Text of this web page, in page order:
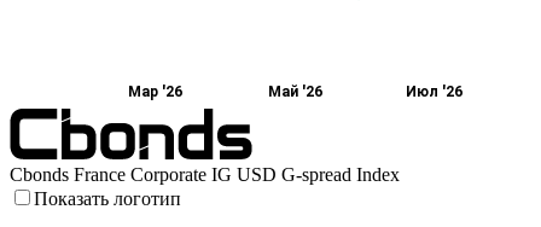
Мар '26 Май '26 Июл '26
Cbonds France Corporate IG USD G-spread Index
Показать логотип